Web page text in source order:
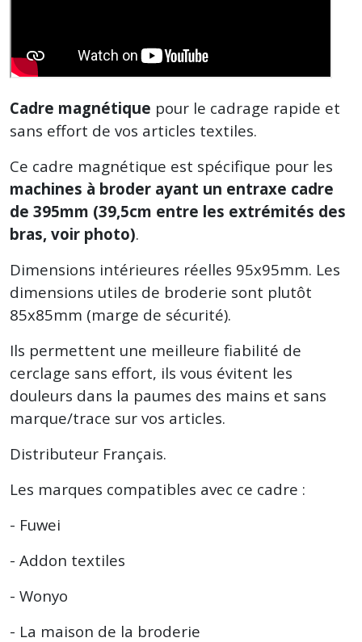
Cadre magnétique pour le cadrage rapide et
sans effort de vos articles textiles.
Ce cadre magnétique est spécifique pour les
machines à broder ayant un entraxe cadre
de 395mm (39,5cm entre les extrémités des
bras, voir photo).
Dimensions intérieures réelles 95x95mm. Les
dimensions utiles de broderie sont plutôt
85x85mm (marge de sécurité).
Ils permettent une meilleure fiabilité de
cerclage sans effort, ils vous évitent les
douleurs dans la paumes des mains et sans
marque/trace sur vos articles.
Distributeur Français.
Les marques compatibles avec ce cadre :
- Fuwei
- Addon textiles
- Wonyo
- La maison de la broderie